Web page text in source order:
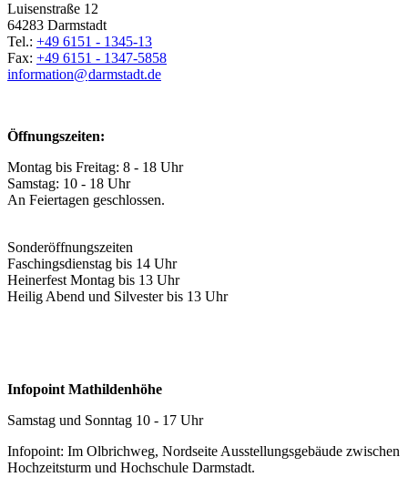
Luisenstraße 12
64283 Darmstadt
Tel.: +49 6151 - 1345-13
Fax: +49 6151 - 1347-5858
information@darmstadt.de
Öffnungszeiten:
Montag bis Freitag: 8 - 18 Uhr
Samstag: 10 - 18 Uhr
An Feiertagen geschlossen.
Sonderöffnungszeiten
Faschingsdienstag bis 14 Uhr
Heinerfest Montag bis 13 Uhr
Heilig Abend und Silvester bis 13 Uhr
Infopoint Mathildenhöhe
Samstag und Sonntag 10 - 17 Uhr
Infopoint: Im Olbrichweg, Nordseite Ausstellungsgebäude zwischen
Hochzeitsturm und Hochschule Darmstadt.